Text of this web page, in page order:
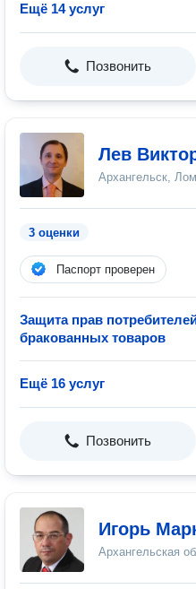
Ещё 14 услуг
Позвонить
Лев
Архангельск,
3 оценки
Паспорт проверен
Защита прав
бракованных товаров
Ещё 16 услуг
Позвонить
Игорь
Архангельская